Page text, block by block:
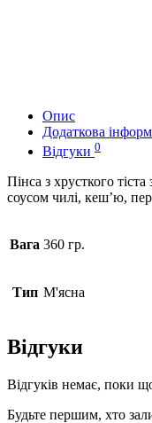
Опис
Додаткова
Відгуки 0
Пінса з хрусткого
соусом чилі, кеш’ю,
Вага 360 гр.
Тип М'ясна
Відгуки
Відгуків немає, поки
Будьте першим, хто